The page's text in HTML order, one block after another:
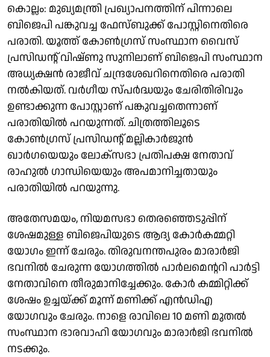
കൊല്ലം: മുഖ്യമന്ത്രി പ്രഖ്യാപനത്തിന് പിന്നാലെ
ബിജെപി പങ്കുവച്ച ഫേസ്ബുക്ക് പോസ്റ്റിനെതിരെ
പരാതി. യൂത്ത് കോൺഗ്രസ് സംസ്ഥാന വൈസ്
പ്രസിഡൻ്റ് വിഷ്ണു സുനിലാണ് ബിജെപി സംസ്ഥാന
അധ്യക്ഷൻ രാജീവ് ചന്ദ്രശേഖറിനെതിരെ പരാതി
നൽകിയത്. വർഗീയ സ്പർദ്ധയും ചേരിതിരിവും
ഉണ്ടാക്കുന്ന പോസ്റ്റാണ് പങ്കുവച്ചതെന്നാണ്
പരാതിയിൽ പറയുന്നത്. ചിത്രത്തിലൂടെ
കോൺഗ്രസ് പ്രസിഡൻ്റ് മല്ലികാർജുൻ
ഖാർഗയെയും ലോക്സഭാ പ്രതിപക്ഷ നേതാവ്
രാഹുൽ ഗാന്ധിയെയും അപമാനിച്ചതായും
പരാതിയിൽ പറയുന്നു.
അതേസമയം, നിയമസഭാ തെരഞ്ഞെടുപ്പിന്
ശേഷമുള്ള ബിജെപിയുടെ ആദ്യ കോർകമ്മറ്റി
യോഗം ഇന്ന് ചേരും. തിരുവനന്തപുരം മാരാർജി
ഭവനിൽ ചേരുന്ന യോഗത്തിൽ പാർലമെൻ്ററി പാർട്ടി
നേതാവിനെ തീരുമാനിച്ചേക്കും. കോർ കമ്മിറ്റിക്ക്
ശേഷം ഉച്ചയ്ക്ക് മൂന്ന് മണിക്ക് എൻഡിഎ
യോഗവും ചേരും. നാളെ രാവിലെ 10 മണി മുതൽ
സംസ്ഥാന ഭാരവാഹി യോഗവും മാരാർജി ഭവനിൽ
നടക്കും.